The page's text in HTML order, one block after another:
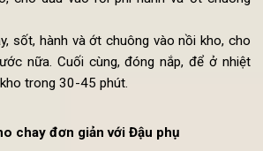
chay trong nước sôi trong 5-7 phút.
thịt lợn chay, hòa tan nước sốt bằng
dấm, đường nâu, hạt vừng, gừng, tỏi.
thêm muối hoặc làm loãng đi.